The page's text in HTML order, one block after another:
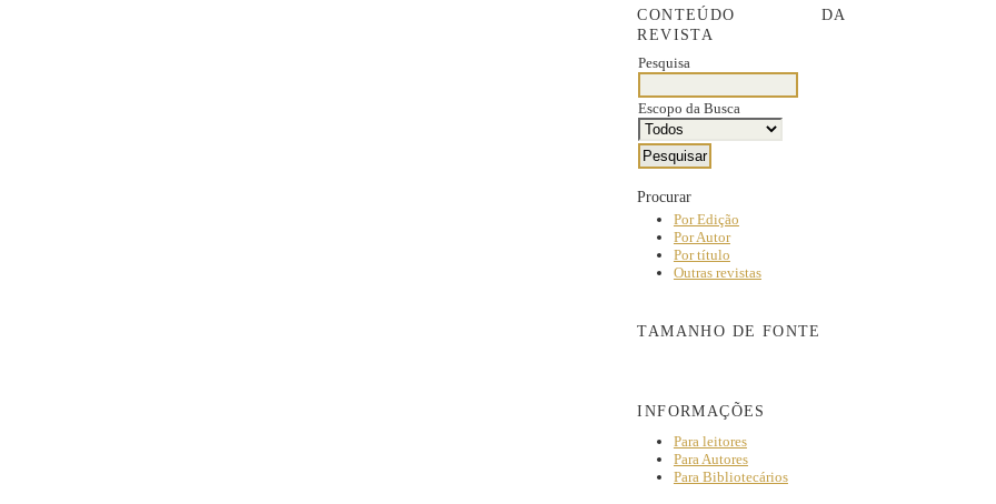
CONTEÚDO DA
REVISTA
Pesquisa
Escopo da Busca
Procurar
Por Edição
Por Autor
Por título
Outras revistas
TAMANHO DE FONTE
INFORMAÇÕES
Para leitores
Para Autores
Para Bibliotecários